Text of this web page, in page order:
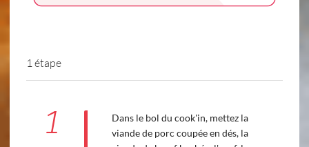
1 étape
1
Dans le bol du cook'in, mettez la
viande de porc coupée en dés, la